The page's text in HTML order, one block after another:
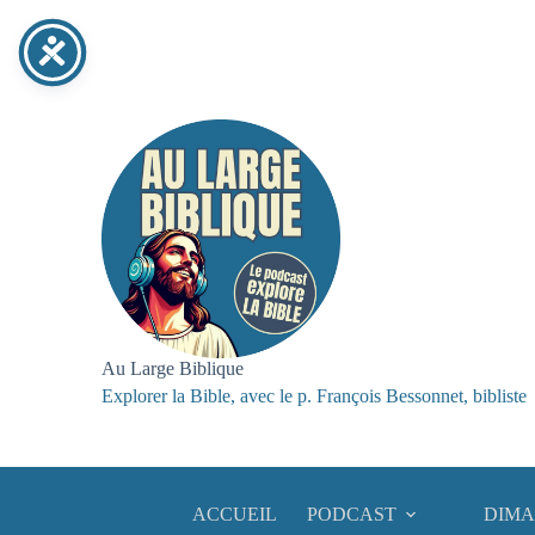
contenu
Au Large Biblique
Explorer la Bible, avec le p. François Bessonnet, bibliste
ACCUEIL PODCAST